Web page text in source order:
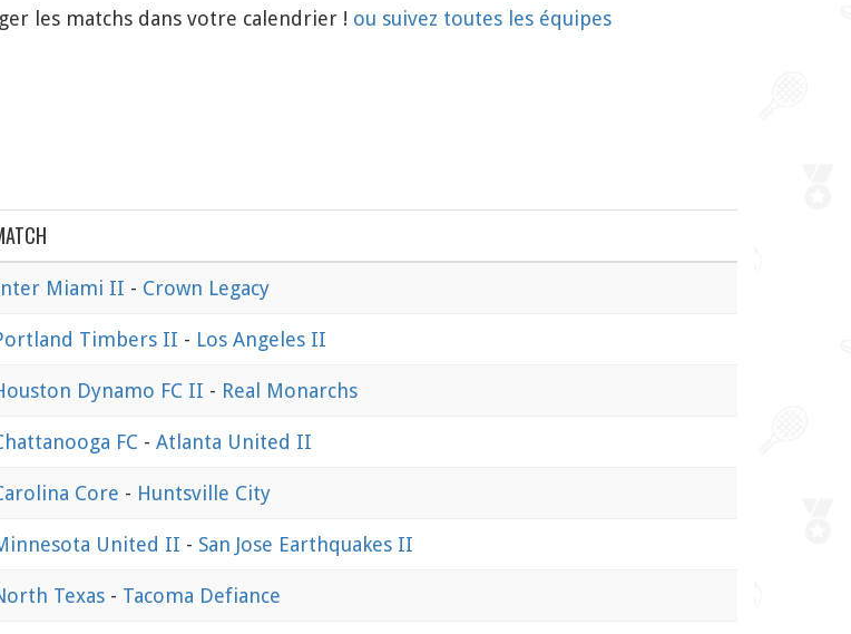
les matchs dans votre calendrier ! ou suivez toutes les équipes
Miami II - Crown Legacy
Timbers II - Los Angeles II
Dynamo FC II - Real Monarchs
FC - Atlanta United II
Core - Huntsville City
United II - San Jose Earthquakes II
Texas - Tacoma Defiance